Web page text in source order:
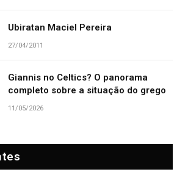
Ubiratan Maciel Pereira
27/04/2011
Giannis no Celtics? O panorama
completo sobre a situação do grego
11/05/2026